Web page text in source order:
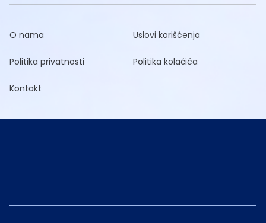
O nama Uslovi korišćenja
Politika privatnosti Politika kolačića
Kontakt